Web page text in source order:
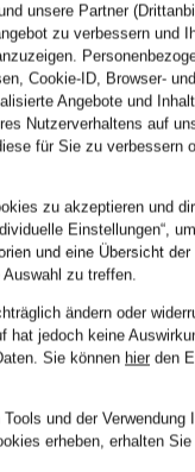
unsere Partner
zu verbessern und
Cookie-ID, Browser-
Angebote und
Nutzerverhaltens auf
für Sie zu verbessern
zu akzeptieren und
Einstellungen“,
und eine Übersicht
zu treffen.
ändern oder
hat jedoch keine
Sie können hier den
und der Verwendung
erheben, erhalten